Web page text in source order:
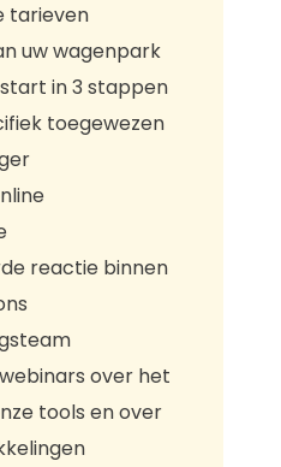
tarieven
uw wagenpark
in 3 stappen
toegewezen
reactie binnen
over het
tools en over